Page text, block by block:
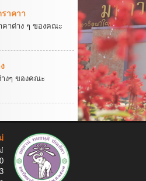
าคาา
คาต่าง ๆ ของคณะ
งๆ ของคณะ